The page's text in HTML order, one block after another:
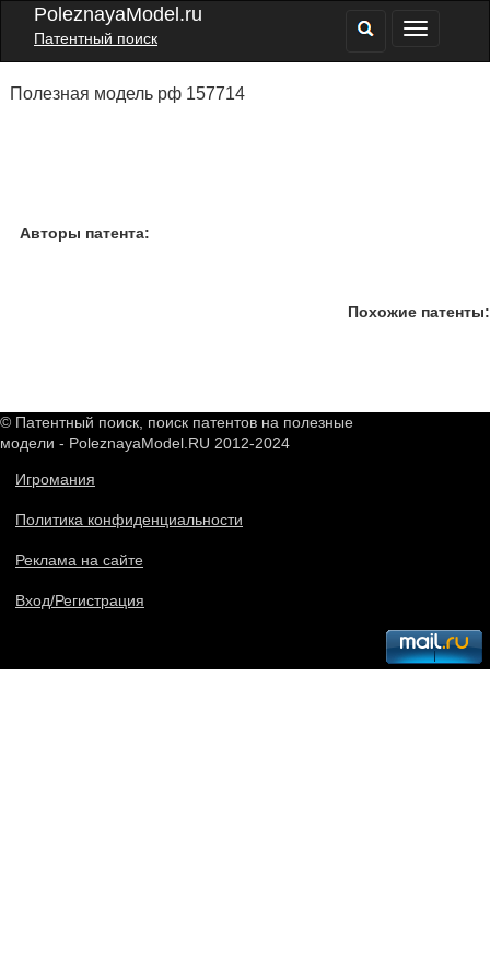
PoleznayaModel.ru
Патентный поиск
Полезная модель рф 157714
Авторы патента:
Похожие патенты:
© Патентный поиск, поиск патентов на полезные
модели - PoleznayaModel.RU 2012-2024
Игромания
Политика конфиденциальности
Реклама на сайте
Вход/Регистрация